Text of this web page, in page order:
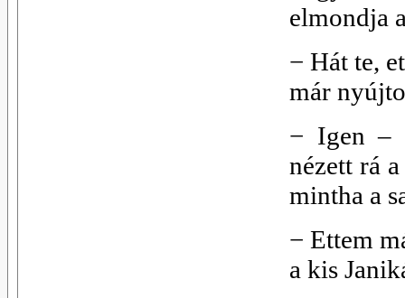
elmondja
−Hát te,
már
− Igen –
nézett rá
mintha a
−Ettem
a kis